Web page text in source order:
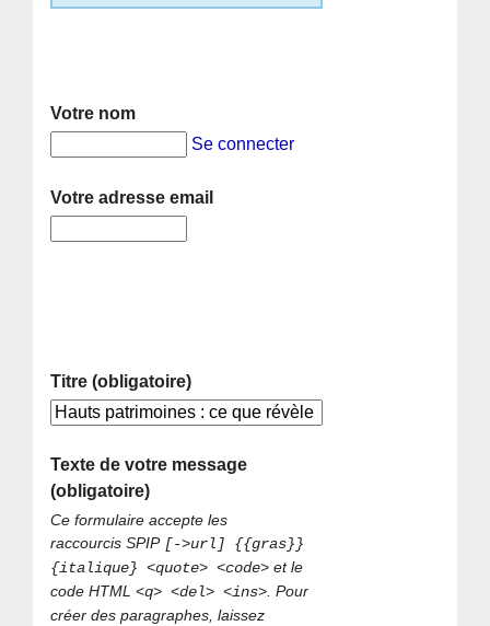
Votre nom
Se connecter
Votre adresse email
Titre (obligatoire)
Texte de votre message
(obligatoire)
Ce formulaire accepte les
raccourcis SPIP [->url] {{gras}}
{italique} <quote> <code> et le
code HTML<q> <del> <ins>. Pour
créer des paragraphes, laissez